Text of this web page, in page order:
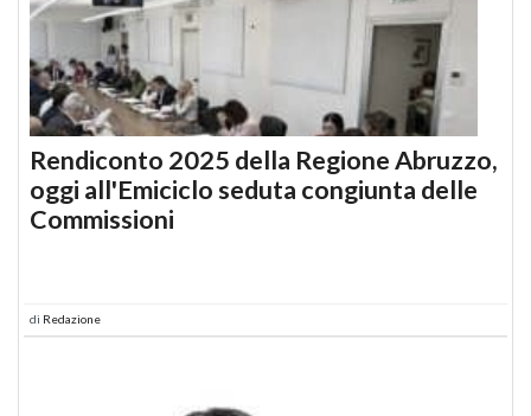
Rendiconto 2025 della Regione Abruzzo,
oggi all'Emiciclo seduta congiunta delle
Commissioni
di Redazione